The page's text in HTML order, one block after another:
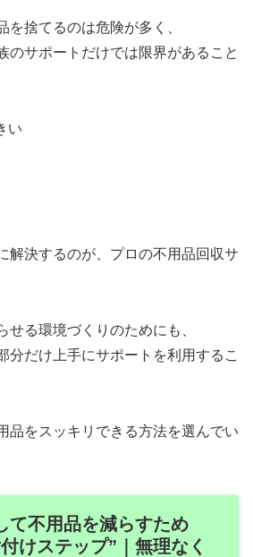
を捨てるのは危険が多く、
のサポートだけでは限界があること
い
解決するのが、プロの不用品回収サ
せる環境づくりのためにも、
分だけ上手にサポートを利用するこ
品をスッキリできる方法を選んでい
て不用品を減らすため
けステップ”｜無理なく